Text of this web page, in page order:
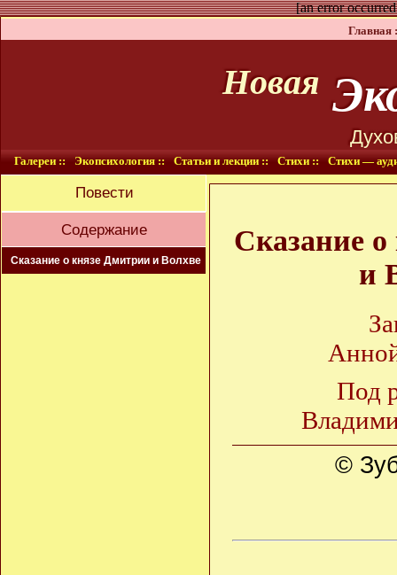
[an error
Главная
Новая
Галереи :: Экопсихология :: Статьи и лекции :: Стихи :: Стихи —
Повести
Содержание
Сказание о князе Дмитрии и Волхве
Сказание
и
Под
©